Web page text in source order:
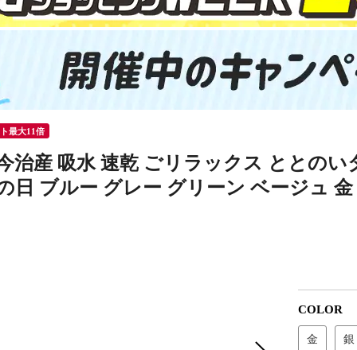
最大11倍
治産 吸水 速乾 ごリラックス ととの
日 ブルー グレー グリーン ベージュ 金
COLOR
金 銀